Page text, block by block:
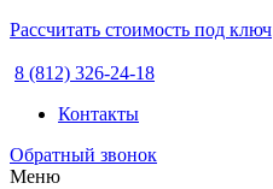
Рассчитать стоимость под ключ
8 (812) 326-24-18
Контакты
Обратный звонок
Меню